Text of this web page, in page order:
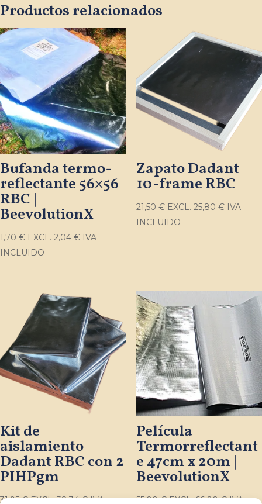
Productos relacionados
Bufanda termo-
reflectante 56×56
RBC |
BeevolutionX
1,70 € EXCL. 2,04 € IVA
INCLUIDO
Zapato Dadant
10-frame RBC
21,50 € EXCL. 25,80 €IVA
INCLUIDO
Kit de
aislamiento
Dadant RBC con 2
PIHPgm
31,95€ EXCL.38,34€IVA
Película
Termorreflectant
e 47cm x 20m |
BeevolutionX
55,00€ EXCL.66,00€IVA